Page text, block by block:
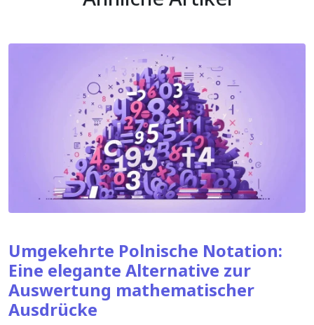
Umgekehrte Polnische Notation:
Eine elegante Alternative zur
Auswertung mathematischer
Ausdrücke